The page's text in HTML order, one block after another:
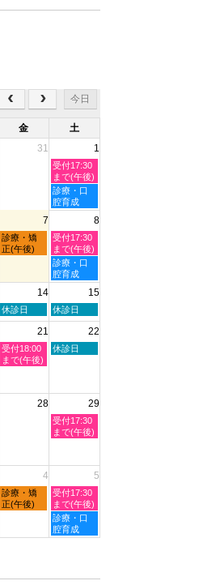
今日
金
土
31 1
土
曜
日,
8
月
2026
受付17:30
まで(午後)
土
曜
日,
月
1st
2026
診療・口
腔育成
7 8
金
曜
月
2026
診療・矯
正(午後)
土
曜
日,
8
月
2026
受付17:30
まで(午後)
土
曜
日,
月
8th
診療・口
腔育成
14 15
金
曜
8
月
14th
休診日
土
曜
8
月
休診日
21 22
金
曜
月
受付18:00
まで(午後)
土
月
2026
休診日
28 29
土
曜
月
2026
受付17:30
まで(午後)
4 5
金
曜
月
診療・矯
正(午後)
土
曜
日,
9
月
受付17:30
まで(午後)
土
曜
日,
診療・口
腔育成